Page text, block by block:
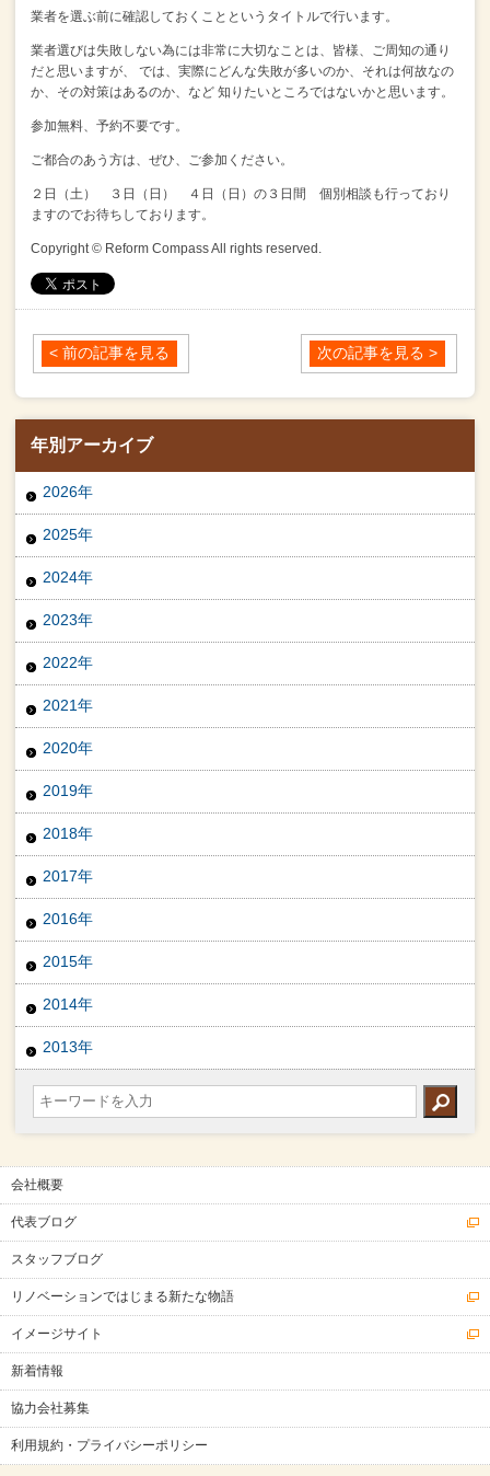
業者を選ぶ前に確認しておくことというタイトルで行います。
業者選びは失敗しない為には非常に大切なことは、皆様、ご周知の通り
だと思いますが、
では、実際にどんな失敗が多いのか、それは何故なの
か、その対策はあるのか、など 知りたいところではないかと思います。
参加無料、予約不要です。
ご都合のあう方は、ぜひ、ご参加ください。
２日（土） ３日（日） ４日（日）の３日間 個別相談も行っており
ますのでお待ちしております。
Copyright © Reform Compass All rights reserved.
< 前の記事を見る 次の記事を見る >
年別アーカイブ
2026年
2025年
2024年
2023年
2022年
2021年
2020年
2019年
2018年
2017年
2016年
2015年
2014年
2013年
会社概要
代表ブログ
スタッフブログ
リノベーションではじまる新たな物語
イメージサイト
新着情報
協力会社募集
利用規約・プライバシーポリシー